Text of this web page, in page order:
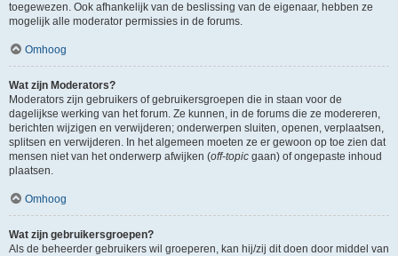
toegewezen. Ook afhankelijk van de beslissing van de eigenaar, hebben ze
mogelijk alle moderator permissies in de forums.
Omhoog
Wat zijn Moderators?
Moderators zijn gebruikers of gebruikersgroepen die in staan voor de
dagelijkse werking van het forum. Ze kunnen, in de forums die ze modereren,
berichten wijzigen en verwijderen; onderwerpen sluiten, openen, verplaatsen,
splitsen en verwijderen. In het algemeen moeten ze er gewoon op toe zien dat
mensen niet van het onderwerp afwijken (off-topic gaan) of ongepaste inhoud
plaatsen.
Omhoog
Wat zijn gebruikersgroepen?
Als de beheerder gebruikers wil groeperen, kan hij/zij dit doen door middel van